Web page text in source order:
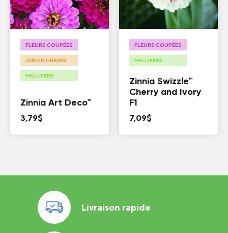
FLEURS COUPÉES
JARDIN URBAIN
MELLIFÈRE
Zinnia Art Deco™
3,79$
FLEURS COUPÉES
MELLIFÈRE
Zinnia Swizzle™
Cherry and Ivory
F1
7,09$
Livraison rapide